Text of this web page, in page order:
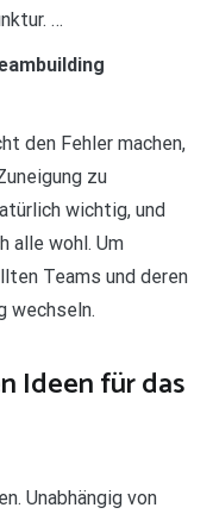
…
den Fehler machen,
zu
wichtig, und
alle wohl. Um
Teams und deren
wechseln.
Ideen für das
Unabhängig von